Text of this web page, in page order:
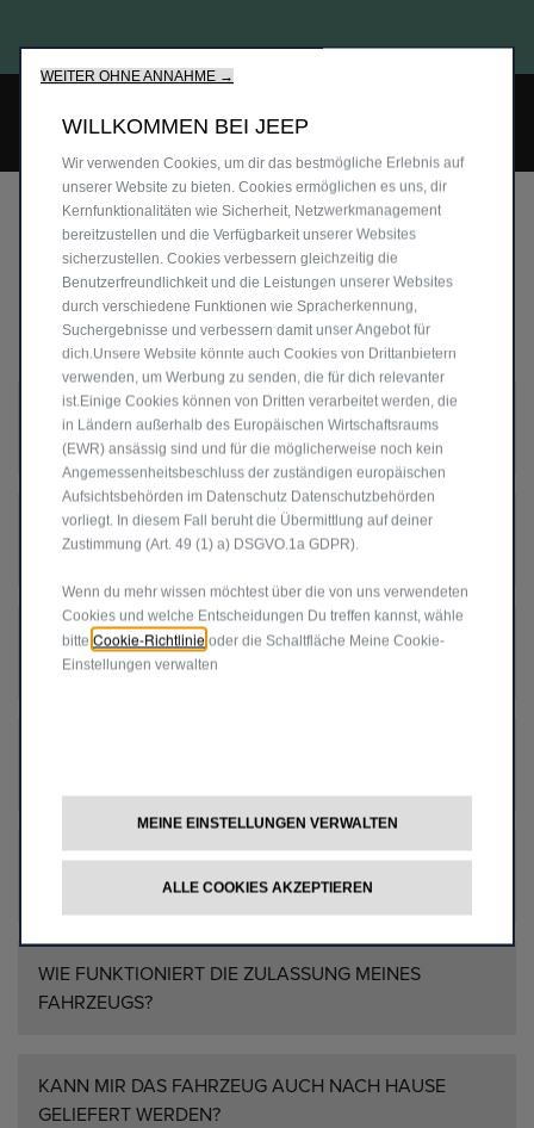
Hybride. Mehr erfahren >>
FAQ
Entscheidungsfindung:
WELCHE HÄNDLER KANN ICH IM JEEP FINANCING
STORE FINDEN?
KANN ICH AUCH ANDERE LAUFZEITEN ODER
KILOMETERLEISTUNG VEREINBAREN?
KANN ICH EINE LEASINGSONDERZAHLUNG
MACHEN?
KANN ICH ÜBER DIESE PLATTFORM AUCH MEIN
BISHERIGES FAHRZEUG IN ZAHLUNG GEBEN?
WIE FUNKTIONIERT DIE ZULASSUNG MEINES
FAHRZEUGS?
KANN MIR DAS FAHRZEUG AUCH NACH HAUSE
GELIEFERT WERDEN?
WEITER OHNE ANNAHME →
WILLKOMMEN BEI JEEP
Wir verwenden Cookies, um dir das bestmögliche Erlebnis auf
unserer Website zu bieten. Cookies ermöglichen es uns, dir
Kernfunktionalitäten wie Sicherheit, Netzwerkmanagement
bereitzustellen und die Verfügbarkeit unserer Websites
sicherzustellen. Cookies verbessern gleichzeitig die
Benutzerfreundlichkeit und die Leistungen unserer Websites
durch verschiedene Funktionen wie Spracherkennung,
Suchergebnisse und verbessern damit unser Angebot für
dich.Unsere Website könnte auch Cookies von Drittanbietern
verwenden, um Werbung zu senden, die für dich relevanter
ist.Einige Cookies können von Dritten verarbeitet werden, die
in Ländern außerhalb des Europäischen Wirtschaftsraums
(EWR) ansässig sind und für die möglicherweise noch kein
Angemessenheitsbeschluss der zuständigen europäischen
Aufsichtsbehörden im Datenschutz Datenschutzbehörden
vorliegt. In diesem Fall beruht die Übermittlung auf deiner
Zustimmung (Art. 49 (1) a) DSGVO.1a GDPR).
Wenn du mehr wissen möchtest über die von uns verwendeten
Cookies und welche Entscheidungen Du treffen kannst, wähle
bitte Cookie-Richtlinie oder die Schaltfläche Meine Cookie-
Einstellungen verwalten
MEINE EINSTELLUNGEN VERWALTEN
ALLE COOKIES AKZEPTIEREN